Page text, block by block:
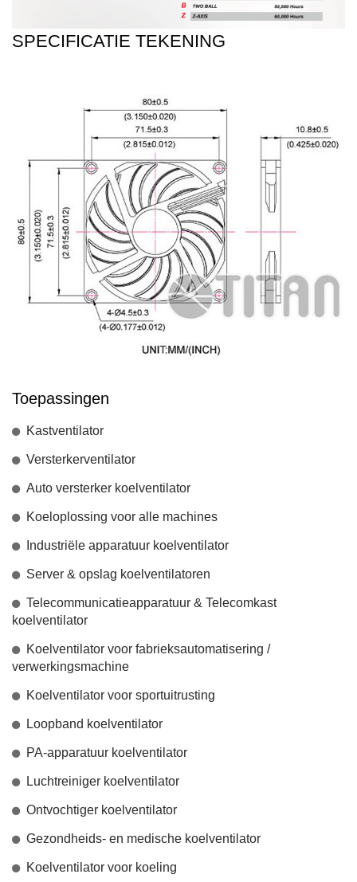
SPECIFICATIE TEKENING
Toepassingen
Kastventilator
Versterkerventilator
Auto versterker koelventilator
Koeloplossing voor alle machines
Industriële apparatuur koelventilator
Server & opslag koelventilatoren
Telecommunicatieapparatuur & Telecomkast
koelventilator
Koelventilator voor fabrieksautomatisering /
verwerkingsmachine
Koelventilator voor sportuitrusting
Loopband koelventilator
PA-apparatuur koelventilator
Luchtreiniger koelventilator
Ontvochtiger koelventilator
Gezondheids- en medische koelventilator
Koelventilator voor koeling